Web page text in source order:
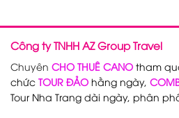
Công ty TNHH AZ Group Travel
Chuyên CHO THUÊ CANO tham
chức TOUR ĐẢO hằng ngày,
Tour Nha Trang dài ngày, phân